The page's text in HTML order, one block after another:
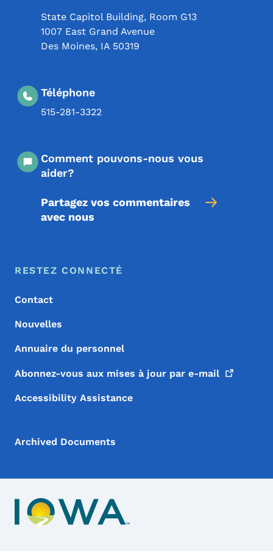
State Capitol Building, Room G13
1007 East Grand Avenue
Des Moines, IA 50319
Téléphone
515-281-3322
Comment pouvons-nous vous
aider?
Partagez vos commentaires
avec nous
Menu de pied de page
Footer
RESTEZ CONNECTÉ
Contact
Nouvelles
Annuaire du personnel
Abonnez-vous aux mises à jour par e-mail
Accessibility Assistance
Archived Documents